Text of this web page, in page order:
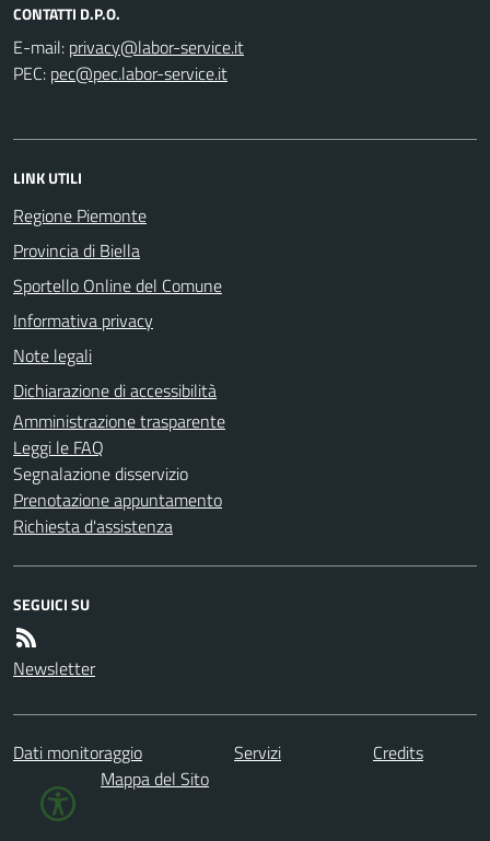
CONTATTI D.P.O.
E-mail:
PEC:
LINK UTILI
Regione Piemonte
Provincia di Biella
Sportello Online del Comune
Informativa privacy
Note legali
Dichiarazione di accessibilità
Amministrazione trasparente
Leggi le FAQ
Segnalazione disservizio
Prenotazione appuntamento
Richiesta d'assistenza
SEGUICI SU
Newsletter
Dati monitoraggio Servizi
Credits
Mappa del Sito